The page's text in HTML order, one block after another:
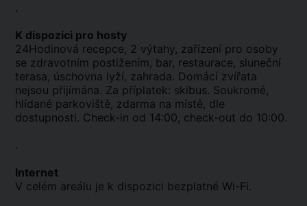
.
K dispozici pro hosty
24Hodinová recepce, 2 výtahy, zařízení pro osoby
se zdravotním postižením, bar, restaurace, sluneční
terasa, úschovna lyží, zahrada. Domácí zvířata
nejsou přijímána. Za příplatek: skibus. Soukromé,
hlídané parkoviště, zdarma na místě, dle
dostupnosti. Check-in od 14:00, check-out do 10:00.
.
Internet
V celém areálu je k dispozici bezplatné Wi-Fi.